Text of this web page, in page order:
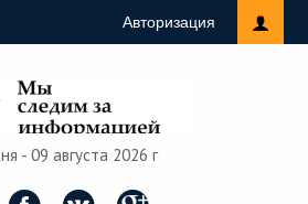
Авторизация
- 09 августа 2026 г